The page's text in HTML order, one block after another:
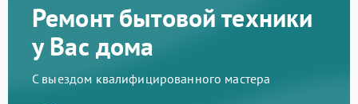
Ремонт бытовой техники
у Вас дома
С выездом квалифицированного мастера